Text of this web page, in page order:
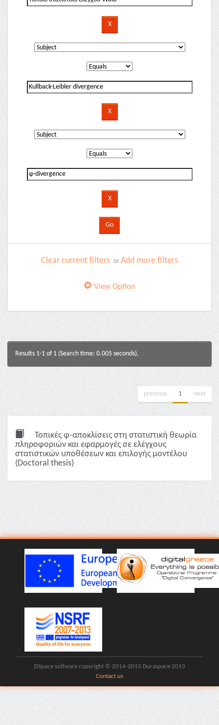
Clear current filters or Add more filters
View Option
Results 1-1 of 1 (Search time: 0.005 seconds).
previous 1 next
Τοπικές φ-αποκλίσεις στη στατιστική θεωρία
πληροφοριών και εφαρμογές σε ελέγχους
στατιστικών υποθέσεων και επιλογής μοντέλου
(Doctoral thesis)
DSpace software copyright © 2014-2015 Duraspace 2013
Contact us